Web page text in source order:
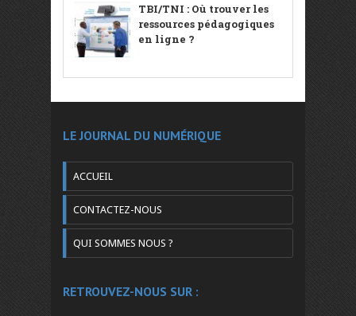
TBI/TNI : Où trouver les
ressources pédagogiques
en ligne ?
LE JOURNAL DU NUMÉRIQUE
ACCUEIL
CONTACTEZ-NOUS
QUI SOMMES NOUS ?
RETROUVEZ-NOUS SUR :